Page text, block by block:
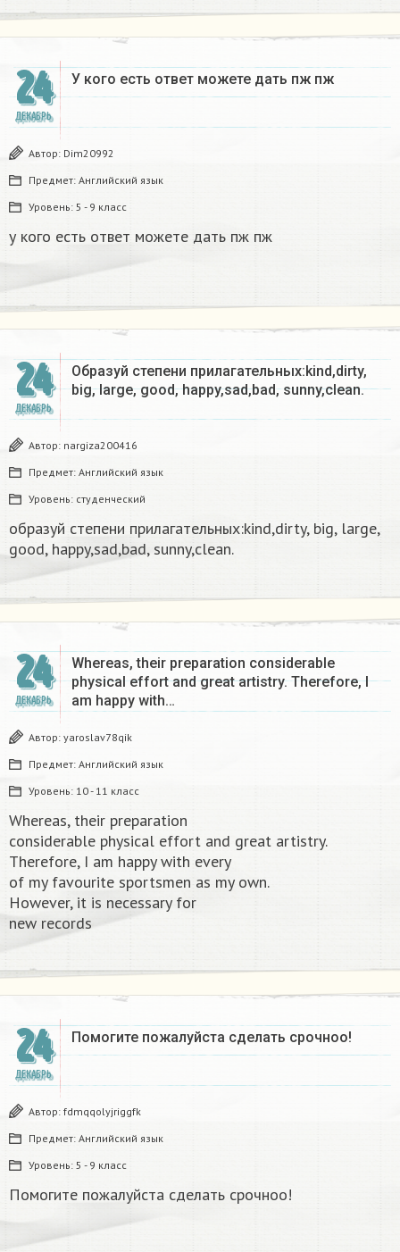
24
ДЕКАБРЬ
У кого есть ответ можете дать пж пж ​
Автор: Dim20992
Предмет: Английский язык
Уровень: 5 - 9 класс
у кого есть ответ можете дать пж пж
24
ДЕКАБРЬ
Образуй степени прилагательных:kind,dirty,
big, large, good, happy,sad,bad, sunny,clean.​
Автор: nargiza200416
Предмет: Английский язык
Уровень: студенческий
образуй степени прилагательных:kind,dirty, big, large,
good, happy,sad,bad, sunny,clean.​
24
ДЕКАБРЬ
Whereas, their preparation considerable
physical effort and great artistry. Therefore, I
am happy with…
Автор: yaroslav78qik
Предмет: Английский язык
Уровень: 10 - 11 класс
Whereas, their preparation
considerable physical effort and great artistry.
Therefore, I am happy with every
of my favourite sportsmen as my own.
However, it is necessary for
new records​
24
ДЕКАБРЬ
Помогите пожалуйста сделать срочноо! ​
Автор: fdmqqolyjriggfk
Предмет: Английский язык
Уровень: 5 - 9 класс
Помогите пожалуйста сделать срочноо!